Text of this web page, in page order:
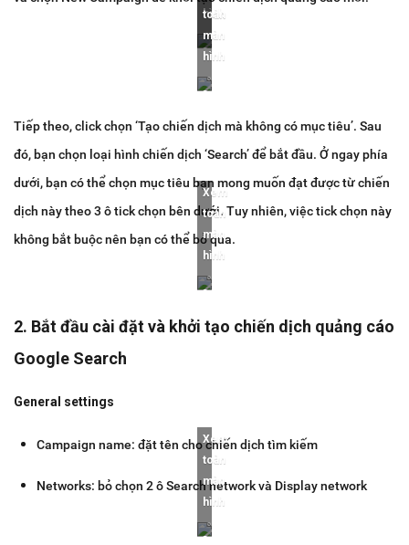
hình
toàn
màn
hình
Tiếp theo, click chọn ‘Tạo chiến dịch mà không có mục tiêu’. Sau
đó, bạn chọn loại hình chiến dịch ‘Search’ để bắt đầu. Ở ngay phía
dưới, bạn có thể chọn mục tiêu bạn mong muốn đạt được từ chiến
dịch này theo 3 ô tick chọn bên dưới. Tuy nhiên, việc tick chọn này
không bắt buộc nên bạn có thể bỏ qua.
Xem
toàn
màn
hình
2. Bắt đầu cài đặt và khởi tạo chiến dịch quảng cáo
Google Search
General settings
Campaign name: đặt tên cho chiến dịch tìm kiếm
Networks: bỏ chọn 2 ô Search network và Display network
Xem
toàn
màn
hình